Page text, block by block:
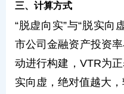
三、计算方式
“脱虚向实”与“脱实向
市公司金融资产投资
动进行构建，VTR为
实向虚，绝对值越大